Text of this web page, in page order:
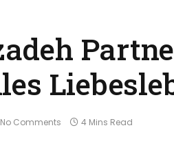
No Comments 4 Mins Read